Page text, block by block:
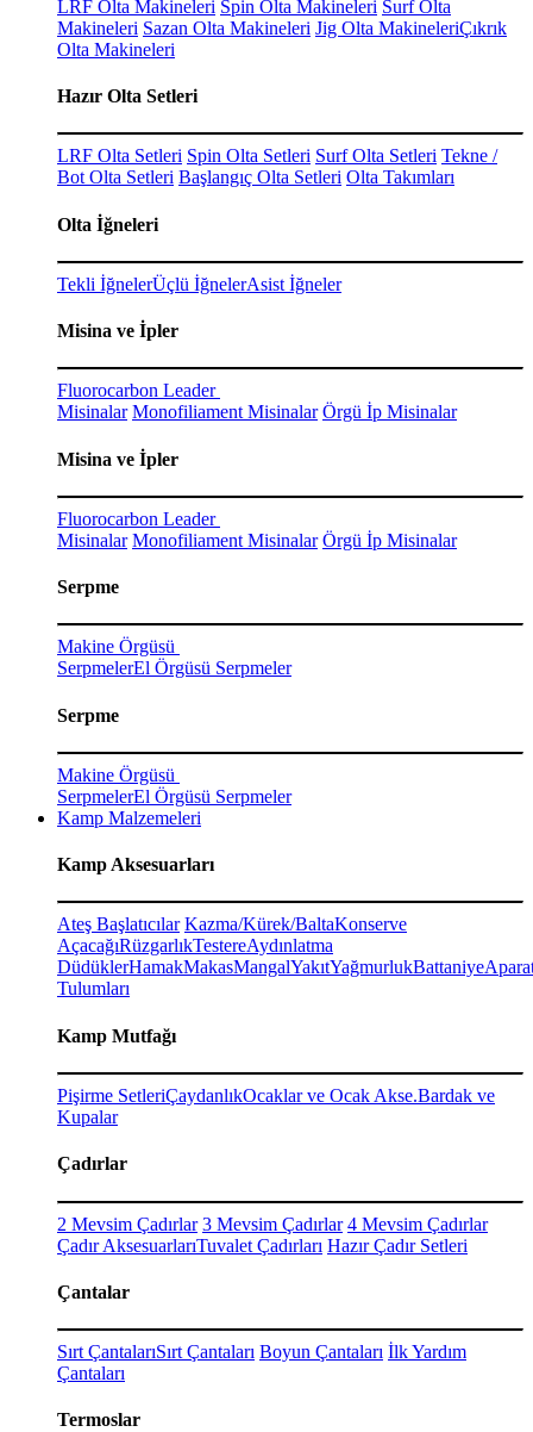
LRF Olta Makineleri Spin Olta Makineleri Surf Olta
Makineleri Sazan Olta Makineleri Jig Olta MakineleriÇıkrık
Olta Makineleri
Hazır Olta Setleri
LRF Olta Setleri Spin Olta Setleri Surf Olta Setleri Tekne /
Bot Olta Setleri Başlangıç Olta Setleri Olta Takımları
Olta İğneleri
Tekli İğnelerÜçlü İğnelerAsist İğneler
Misina ve İpler
Fluorocarbon Leader
Misinalar Monofiliament Misinalar Örgü İp Misinalar
Misina ve İpler
Fluorocarbon Leader
Misinalar Monofiliament Misinalar Örgü İp Misinalar
Serpme
Makine Örgüsü
SerpmelerEl Örgüsü Serpmeler
Serpme
Makine Örgüsü
SerpmelerEl Örgüsü Serpmeler
Kamp Malzemeleri
Kamp Aksesuarları
Ateş Başlatıcılar Kazma/Kürek/BaltaKonserve
AçacağıRüzgarlıkTestereAydınlatma
DüdüklerHamakMakasMangalYakıtYağmurlukBattaniye
Tulumları
Kamp Mutfağı
Pişirme SetleriÇaydanlıkOcaklar ve Ocak Akse.Bardak ve
Kupalar
Çadırlar
2 Mevsim Çadırlar 3 Mevsim Çadırlar 4 Mevsim Çadırlar
Çadır AksesuarlarıTuvalet Çadırları Hazır Çadır Setleri
Çantalar
Sırt ÇantalarıSırt Çantaları Boyun Çantaları İlk Yardım
Çantaları
Termoslar